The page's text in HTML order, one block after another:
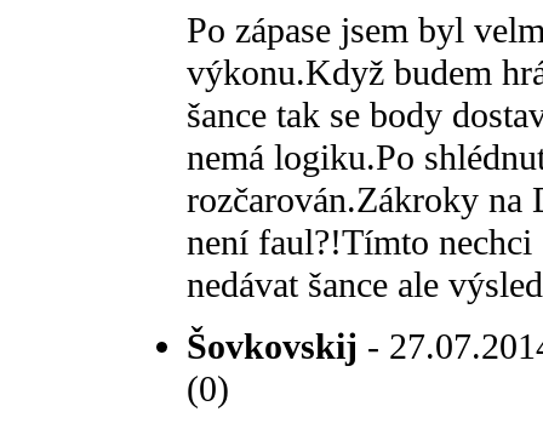
Po zápase jsem byl
výkonu.Když budem
šance tak se body
nemá logiku.Po
rozčarován.Zákroky na
není faul?!Tímto nechci
nedávat šance ale
Šovkovskij -
(0)